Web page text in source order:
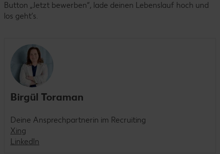
Button „Jetzt bewerben“, lade deinen Lebenslauf hoch und
los geht’s.
Birgül Toraman
Deine Ansprechpartnerin im Recruiting
Xing
LinkedIn